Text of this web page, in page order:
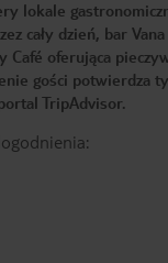
lokale
cały dzień, bar
Café oferująca
gości potwierdza
TripAdvisor.